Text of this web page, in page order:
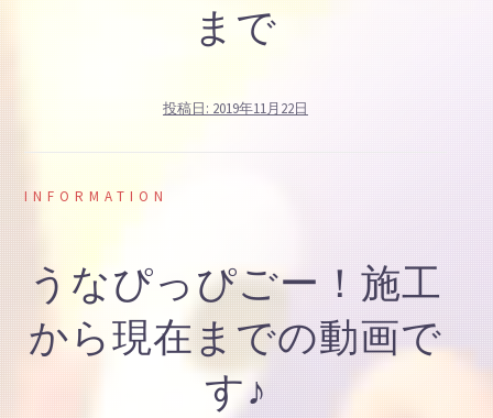
まで
投稿日: 2019年11月22日
INFORMATION
うなぴっぴごー！施工
から現在までの動画で
す♪